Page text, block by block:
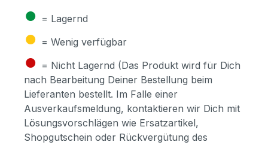
● = Lagernd
● = Wenig verfügbar
● = Nicht Lagernd (Das Produkt wird für Dich
nach Bearbeitung Deiner Bestellung beim
Lieferanten bestellt. Im Falle einer
Ausverkaufsmeldung, kontaktieren wir Dich mit
Lösungsvorschlägen wie Ersatzartikel,
Shopgutschein oder Rückvergütung des